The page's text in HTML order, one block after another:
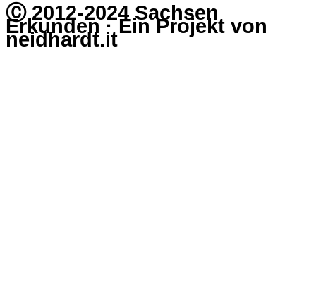
Ⓒ 2012-2024 Sachsen
Erkunden · Ein Projekt von
neidhardt.it